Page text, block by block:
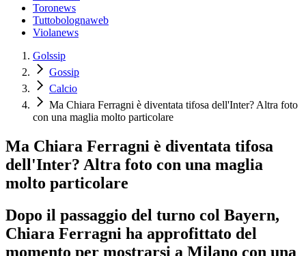
Toronews
Tuttobolognaweb
Violanews
Golssip
Gossip
Calcio
Ma Chiara Ferragni è diventata tifosa dell'Inter? Altra foto
con una maglia molto particolare
Ma Chiara Ferragni è diventata tifosa
dell'Inter? Altra foto con una maglia
molto particolare
Dopo il passaggio del turno col Bayern,
Chiara Ferragni ha approfittato del
momento per mostrarsi a Milano con una